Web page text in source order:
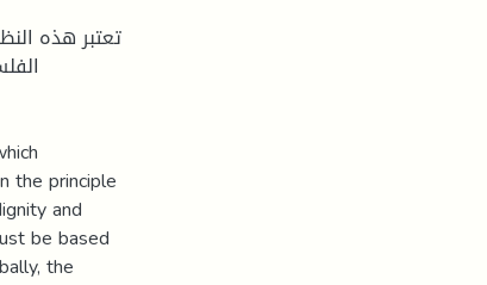
تعتبر هذه
the principle
and
be based
the